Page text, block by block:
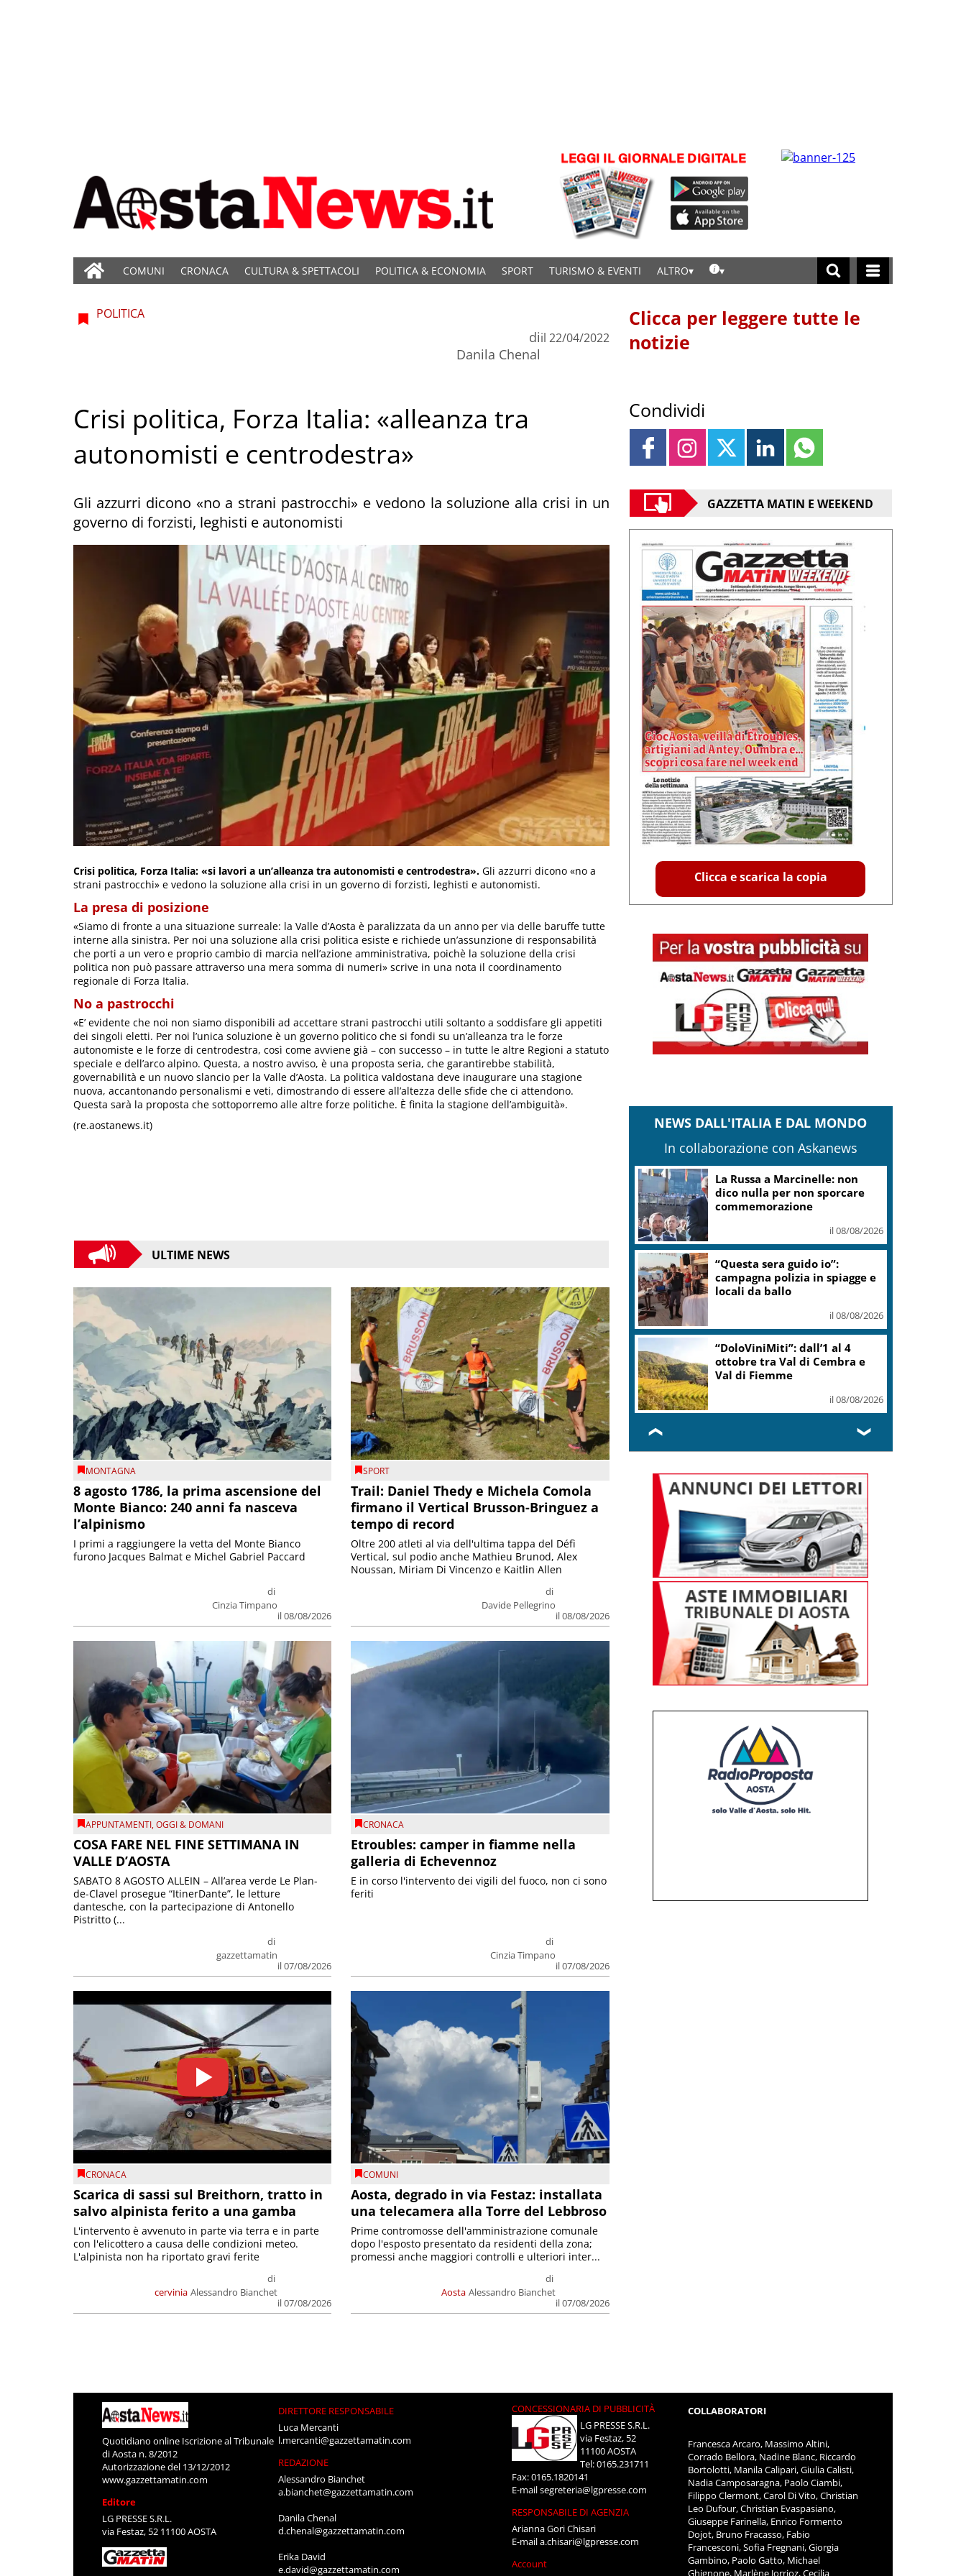
COMUNI CRONACA CULTURA & SPETTACOLI POLITICA & ECONOMIA SPORT TURISMO & EVENTI ALTRO
POLITICA
di
Danila Chenal
il 22/04/2022
Crisi politica, Forza Italia: «alleanza tra
autonomisti e centrodestra»
Gli azzurri dicono «no a strani pastrocchi» e vedono la soluzione alla crisi in un
governo di forzisti, leghisti e autonomisti
Crisi politica, Forza Italia: «si lavori a un’alleanza tra autonomisti e centrodestra». Gli azzurri dicono «no a
strani pastrocchi» e vedono la soluzione alla crisi in un governo di forzisti, leghisti e autonomisti.
La presa di posizione
«Siamo di fronte a una situazione surreale: la Valle d’Aosta è paralizzata da un anno per via delle baruffe tutte
interne alla sinistra. Per noi una soluzione alla crisi politica esiste e richiede un’assunzione di responsabilità
che porti a un vero e proprio cambio di marcia nell’azione amministrativa, poichè la soluzione della crisi
politica non può passare attraverso una mera somma di numeri» scrive in una nota il coordinamento
regionale di Forza Italia.
No a pastrocchi
«E’ evidente che noi non siamo disponibili ad accettare strani pastrocchi utili soltanto a soddisfare gli appetiti
dei singoli eletti. Per noi l’unica soluzione è un governo politico che si fondi su un’alleanza tra le forze
autonomiste e le forze di centrodestra, così come avviene già – con successo – in tutte le altre Regioni a statuto
speciale e dell’arco alpino. Questa, a nostro avviso, è una proposta seria, che garantirebbe stabilità,
governabilità e un nuovo slancio per la Valle d’Aosta. La politica valdostana deve inaugurare una stagione
nuova, accantonando personalismi e veti, dimostrando di essere all’altezza delle sfide che ci attendono.
Questa sarà la proposta che sottoporremo alle altre forze politiche. È finita la stagione dell’ambiguità».
(re.aostanews.it)
ULTIME NEWS
MONTAGNA
8 agosto 1786, la prima ascensione del
Monte Bianco: 240 anni fa nasceva
l’alpinismo
di
Cinzia Timpano
il 08/08/2026
I primi a raggiungere la vetta del Monte Bianco
furono Jacques Balmat e Michel Gabriel Paccard
SPORT
Trail: Daniel Thedy e Michela Comola
firmano il Vertical Brusson-Bringuez a
tempo di record
di
Davide Pellegrino
il 08/08/2026
Oltre 200 atleti al via dell'ultima tappa del Défì
Vertical, sul podio anche Mathieu Brunod, Alex
Noussan, Miriam Di Vincenzo e Kaitlin Allen
APPUNTAMENTI,OGGI & DOMANI
COSA FARE NEL FINE SETTIMANA IN
VALLE D’AOSTA
di
gazzettamatin
il 07/08/2026
SABATO 8 AGOSTO ALLEIN – All’area verde Le Plan-
de-Clavel prosegue “ItinerDante”, le letture
dantesche, con la partecipazione di Antonello
Pistritto (...
CRONACA
Etroubles: camper in fiamme nella
galleria di Echevennoz
di
Cinzia Timpano
il 07/08/2026
E in corso l'intervento dei vigili del fuoco, non ci sono
feriti
CRONACA
Scarica di sassi sul Breithorn, tratto in
salvo alpinista ferito a una gamba
cervinia
di
Alessandro Bianchet
il 07/08/2026
L'intervento è avvenuto in parte via terra e in parte
con l'elicottero a causa delle condizioni meteo.
L'alpinista non ha riportato gravi ferite
COMUNI
Aosta, degrado in via Festaz: installata
una telecamera alla Torre del Lebbroso
Aosta
di
Alessandro Bianchet
il 07/08/2026
Prime contromosse dell'amministrazione comunale
dopo l'esposto presentato da residenti della zona;
promessi anche maggiori controlli e ulteriori inter...
Clicca per leggere tutte le
notizie
Condividi
GAZZETTA MATIN E WEEKEND
Clicca e scarica la copia
NEWS DALL'ITALIA E DAL MONDO
In collaborazione con Askanews
Mondiali di Wakeboard 2026:
tre ori azzurri al Lago del Salto
Ex avvocato personale Trump,
Blanche è nuovo Procuratore
Generale Usa
La Spagna ripristina i controlli,
la Farnesina rafforza
l’assistenza
il 08/08/2026
❮ ❯
Quotidiano online Iscrizione al Tribunale
di Aosta n. 8/2012
Autorizzazione del 13/12/2012
www.gazzettamatin.com
Editore
LG PRESSE S.R.L.
via Festaz, 52 11100 AOSTA
DIRETTORE RESPONSABILE
Luca Mercanti
l.mercanti@gazzettamatin.com
REDAZIONE
Alessandro Bianchet
a.bianchet@gazzettamatin.com
Danila Chenal
d.chenal@gazzettamatin.com
Erika David
e.david@gazzettamatin.com
CONCESSIONARIA DI PUBBLICITÀ
LG PRESSE S.R.L.
via Festaz, 52
11100 AOSTA
Tel: 0165.231711
Fax: 0165.1820141
E-mailsegreteria@lgpresse.com
RESPONSABILE DI AGENZIA
Arianna Gori Chisari
E-maila.chisari@lgpresse.com
Account
COLLABORATORI
Francesca Arcaro, Massimo Altini,
Corrado Bellora, Nadine Blanc, Riccardo
Bortolotti, Manila Calipari, Giulia Calisti,
Nadia Camposaragna, Paolo Ciambi,
Filippo Clermont, Carol Di Vito, Christian
Leo Dufour, Christian Evaspasiano,
Giuseppe Farinella, Enrico Formento
Dojot, Bruno Fracasso, Fabio
Francesconi, Sofia Fregnani, Giorgia
Gambino, Paolo Gatto, Michael
Ghignone, Marlène Jorrioz, Cecilia